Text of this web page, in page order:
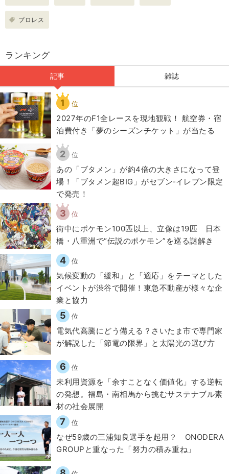
プロレス
ランキング
記事 雑誌
1 位
2027年のF1全レースを現地観戦！ 航空券・宿
泊費付き「夢のシーズンチケット」が当たる
2 位
あの「ブタメン」が約4倍の大きさになって登
場！「ブタメン超BIG」がセブン‐イレブン限定
で発売！
3 位
街中にポケモン100匹以上、立像は19匹 日本
橋・八重洲で“伝説のポケモン”を巡る謎解き
4 位
気候変動の「緩和」と「適応」をテーマとした
イベントが渋谷で開催！東急不動産が様々な企
業と協力
5 位
電気代高騰にどう備える？さいたま市で専門家
が解説した「節電の限界」と太陽光の選び方
6 位
​​未利用資源を「余すことなく価値化」する逆転
の発想。福島・南相馬から挑むサステナブル素
材の社会展開​
7 位
なぜ59歳の三浦知良選手を起用？ ONODERA
GROUPと重なった「努力の積み重ね」